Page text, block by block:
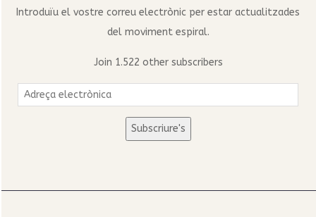
Introduïu el vostre correu electrònic per estar actualitzades
del moviment espiral.
Join 1.522 other subscribers
Adreça
electrònica
Subscriure's